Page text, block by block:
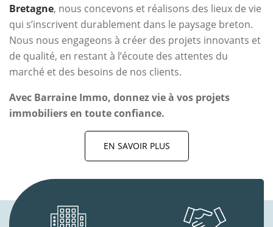
Bretagne, nous concevons et réalisons des lieux de vie
qui s’inscrivent durablement dans le paysage breton.
Nous nous engageons à créer des projets innovants et
de qualité, en restant à l’écoute des attentes du
marché et des besoins de nos clients.
Avec Barraine Immo, donnez vie à vos projets
immobiliers en toute confiance.
EN SAVOIR PLUS